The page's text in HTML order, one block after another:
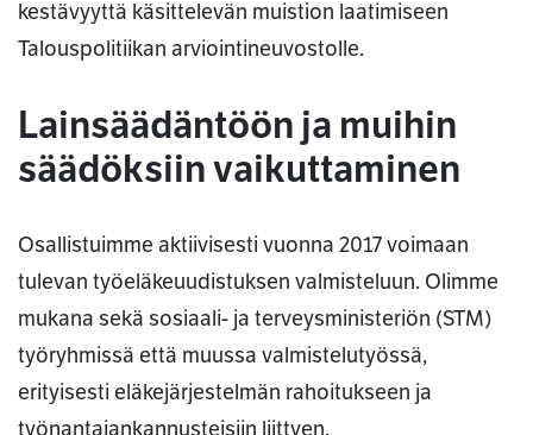
kestävyyttä käsittelevän muistion laatimiseen
Talouspolitiikan arviointineuvostolle.
Lainsäädäntöön ja muihin
säädöksiin vaikuttaminen
Osallistuimme aktiivisesti vuonna 2017 voimaan
tulevan työeläkeuudistuksen valmisteluun. Olimme
mukana sekä sosiaali- ja terveysministeriön (STM)
työryhmissä että muussa valmistelutyössä,
erityisesti eläkejärjestelmän rahoitukseen ja
työnantajankannusteisiin liittyen.